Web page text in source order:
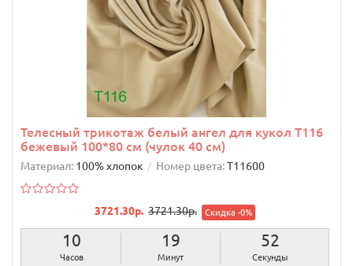
Телесный трикотаж белый ангел для кукол T116
бежевый 100*80 см (чулок 40 см)
Материал: 100% хлопок Номер цвета:T11600
3721.30р. 3721.30р. Скидка -0%
10
Часов
19
Минут
51
Секунда